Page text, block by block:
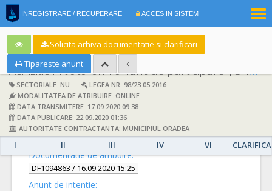
INREGISTRARE / RECUPERARE ACCES IN SISTEM
Solicita arhiva documentatie si clarificari
Tipareste anunt
Achizitie initiata prin anunt de participare:[CN1024640] -
SECTORIALE: NU
LEGEA NR. 98/23.05.2016
MODALITATEA DE ATRIBUIRE: ONLINE
DATA TRANSMITERE: 17.09.2020 09:38
DATA PUBLICARE: 22.09.2020 01:36
AUTORITATE CONTRACTANTA: MUNICIPIUL ORADEA
I II III IV VI
DETALII
Documentatie de atribuire:
DF1094863 / 16.09.2020 15:25
Anunt de intentie: